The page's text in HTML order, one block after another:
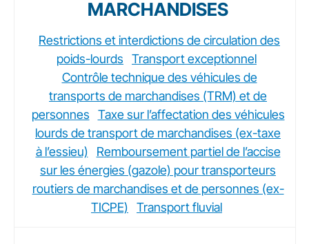
MARCHANDISES
Restrictions et interdictions de circulation des
poids-lourds
Transport exceptionnel
Contrôle technique des véhicules de
transports de marchandises (TRM) et de
personnes
Taxe sur l’affectation des véhicules
lourds de transport de marchandises (ex-taxe
à l’essieu)
Remboursement partiel de l’accise
sur les énergies (gazole) pour transporteurs
routiers de marchandises et de personnes (ex-
TICPE)
Transport fluvial